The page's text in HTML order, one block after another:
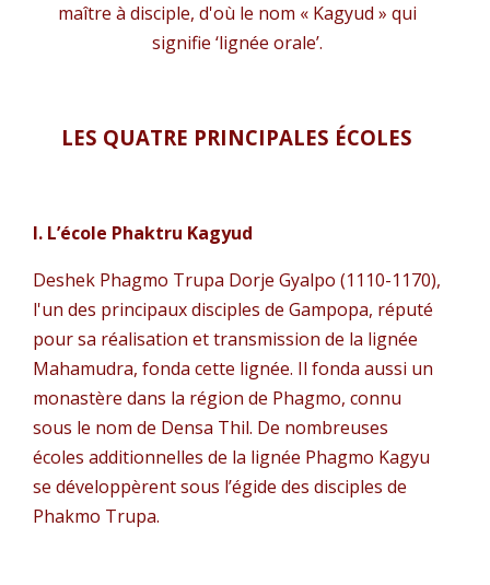
maître à disciple, d'où le nom « Kagyud » qui
signifie ‘lignée orale’.
LES QUATRE PRINCIPALES ÉCOLES
I. L’école Phaktru Kagyud
Deshek Phagmo Trupa Dorje Gyalpo (1110-1170),
l'un des principaux disciples de Gampopa, réputé
pour sa réalisation et transmission de la lignée
Mahamudra, fonda cette lignée. Il fonda aussi un
monastère dans la région de Phagmo, connu
sous le nom de Densa Thil. De nombreuses
écoles additionnelles de la lignée Phagmo Kagyu
se développèrent sous l’égide des disciples de
Phakmo Trupa.